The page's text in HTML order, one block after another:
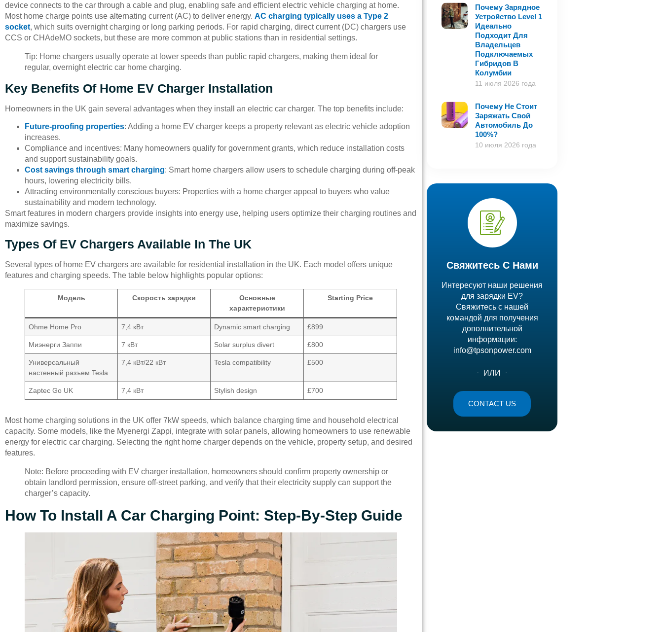
device connects to the car through a cable and plug, enabling safe and efficient electric vehicle charging at home.
Most home charge points use alternating current (AC) to deliver energy. AC charging typically uses a Type 2
socket, which suits overnight charging or long parking periods. For rapid charging, direct current (DC) chargers use
CCS or CHAdeMO sockets, but these are more common at public stations than in residential settings.
Tip: Home chargers usually operate at lower speeds than public rapid chargers, making them ideal for
regular, overnight electric car home charging.
Key Benefits Of Home EV Charger Installation
Homeowners in the UK gain several advantages when they install an electric car charger. The top benefits include:
Future-proofing properties: Adding a home EV charger keeps a property relevant as electric vehicle adoption
increases.
Compliance and incentives: Many homeowners qualify for government grants, which reduce installation costs
and support sustainability goals.
Cost savings through smart charging: Smart home chargers allow users to schedule charging during off-peak
hours, lowering electricity bills.
Attracting environmentally conscious buyers: Properties with a home charger appeal to buyers who value
sustainability and modern technology.
Smart features in modern chargers provide insights into energy use, helping users optimize their charging routines and
maximize savings.
Types Of EV Chargers Available In The UK
Several types of home EV chargers are available for residential installation in the UK. Each model offers unique
features and charging speeds. The table below highlights popular options:
Модель Скорость зарядки
Основные
характеристики
Starting Price
Ohme Home Pro 7,4 кВт Dynamic smart charging £899
Миэнерги Заппи 7 кВт Solar surplus divert £800
Универсальный
настенный разъем Tesla
7,4 кВт/22 кВт Tesla compatibility £500
Zaptec Go UK 7,4 кВт Stylish design £700
Most home charging solutions in the UK offer 7kW speeds, which balance charging time and household electrical
capacity. Some models, like the Myenergi Zappi, integrate with solar panels, allowing homeowners to use renewable
energy for electric car charging. Selecting the right home charger depends on the vehicle, property setup, and desired
features.
Note: Before proceeding with EV charger installation, homeowners should confirm property ownership or
obtain landlord permission, ensure off-street parking, and verify that their electricity supply can support the
charger’s capacity.
How To Install A Car Charging Point: Step-By-Step Guide
Почему Зарядное
Устройство Level 1
Идеально
Подходит Для
Владельцев
Подключаемых
Гибридов В
Колумбии
11 июля 2026 года
Почему Не Стоит
Заряжать Свой
Автомобиль До
100%?
10 июля 2026 года
Свяжитесь С Нами
Интересуют наши решения
для зарядки EV?
Свяжитесь с нашей
командой для получения
дополнительной
информации:
info@tpsonpower.com
ИЛИ
CONTACT US